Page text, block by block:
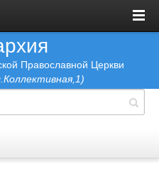
Православной Церкви